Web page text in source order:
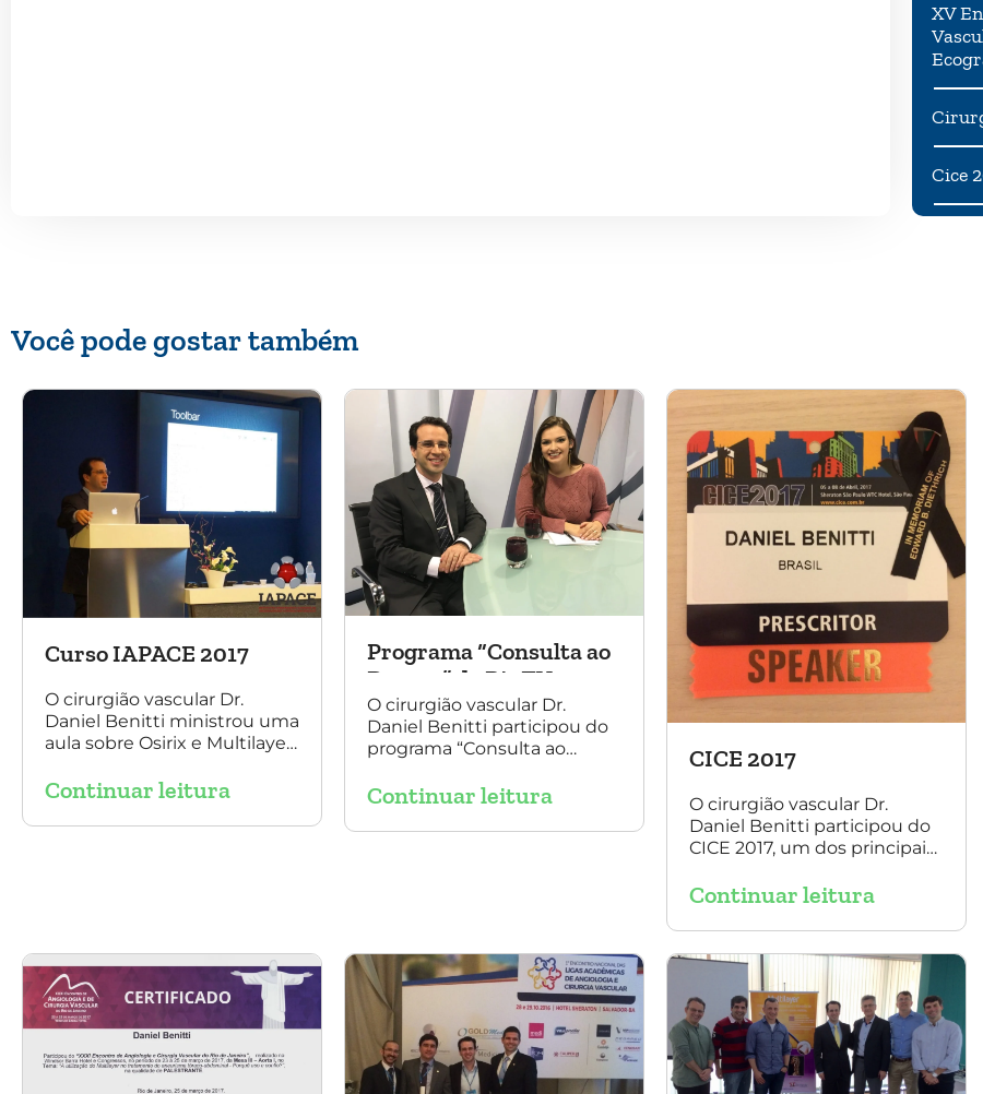
XV
Cice
Você pode gostar também
Curso IAPACE 2017
O cirurgião vascular Dr.
Daniel Benitti ministrou uma
aula sobre Osirix e Multilayer
aneurisma no Curso IAPACE
março de 2017).
Continuar leitura
Programa “Consulta ao
Doutor” da Rit TV
O cirurgião vascular Dr.
Daniel Benitti participou do
programa “Consulta ao
jornalista Denise Luque.
Continuar leitura
CICE 2017
O cirurgião vascular Dr.
Daniel Benitti participou do
CICE 2017, um dos principais
endovascular do mundo. No
aula sobre a experiência
brasileira no tratamento de
aneurismas com a
endoprótese multilayer. Mais
de 200 pacientes operados
sem nenhum caso de
paraplegia!
Continuar leitura